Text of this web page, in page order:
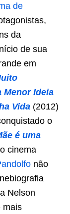
de
da
de sua
em
Menor Ideia
Vida (2012)
o
é uma
cinema
não
Nelson
mais